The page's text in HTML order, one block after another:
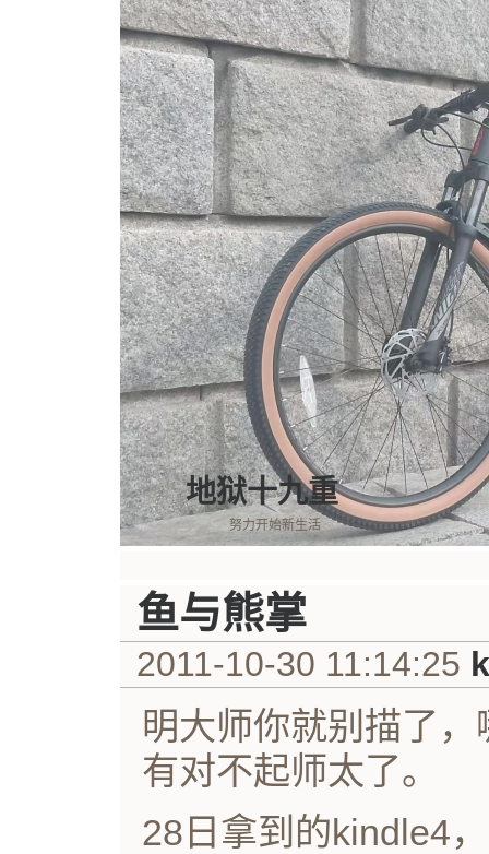
地狱十九重
努力开始新生活
鱼与熊掌
2011-10-30 11:14:25
明大师你就别描了
有对不起师太了。
28日拿到的kindle4